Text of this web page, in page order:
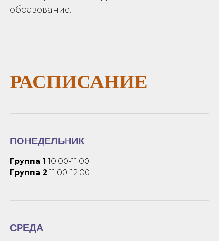
образование.
РАСПИСАНИЕ
ПОНЕДЕЛЬНИК
Группа 1 10:00-11:00
Группа 2 11:00-12:00
СРЕДА